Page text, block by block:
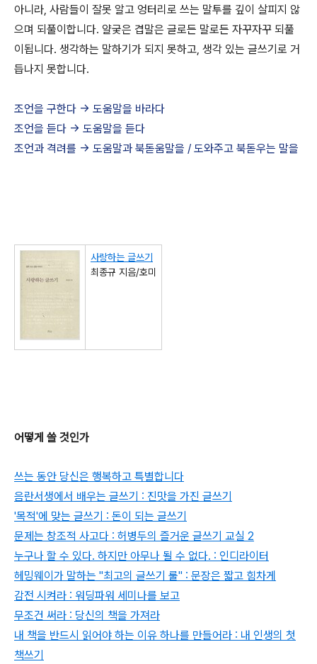
아니라, 사람들이 잘못 알고 엉터리로 쓰는 말투를 깊이 살피지 않
으며 되풀이합니다. 얄궂은 겹말은 글로든 말로든 자꾸자꾸 되풀
이됩니다. 생각하는 말하기가 되지 못하고, 생각 있는 글쓰기로 거
듭나지 못합니다.
조언을 구한다 -> 도움말을 바라다
조언을 듣다 -> 도움말을 듣다
조언과 격려를 -> 도움말과 북돋움말을 / 도와주고 북돋우는 말을
사랑하는 글쓰기
최종규 지음/호미
어떻게 쓸 것인가
쓰는 동안 당신은 행복하고 특별합니다
음란서생에서 배우는 글쓰기 : 진맛을 가진 글쓰기
'목적'에 맞는 글쓰기 : 돈이 되는 글쓰기
문제는 창조적 사고다 : 허병두의 즐거운 글쓰기 교실 2
누구나 할 수 있다. 하지만 아무나 될 수 없다. : 인디라이터
헤밍웨이가 말하는 "최고의 글쓰기 룰" : 문장은 짧고 힘차게
감전 시켜라 : 워딩파워 세미나를 보고
무조건 써라 : 당신의 책을 가져라
내 책을 반드시 읽어야 하는 이유 하나를 만들어라 : 내 인생의 첫
책쓰기